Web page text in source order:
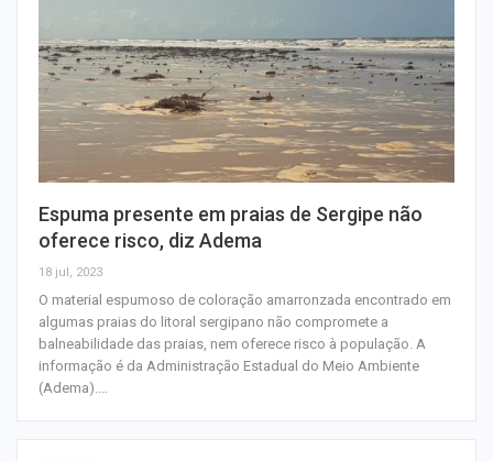
Espuma presente em praias de Sergipe não
oferece risco, diz Adema
18 jul, 2023
O material espumoso de coloração amarronzada encontrado em
algumas praias do litoral sergipano não compromete a
balneabilidade das praias, nem oferece risco à população. A
informação é da Administração Estadual do Meio Ambiente
(Adema).…